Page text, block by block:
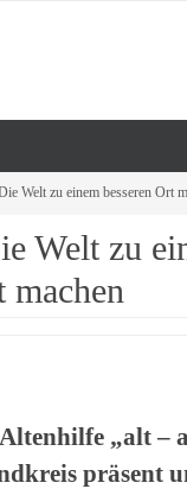
Welt zu einem besseren Ort
Welt zu
machen
„alt –
präsent